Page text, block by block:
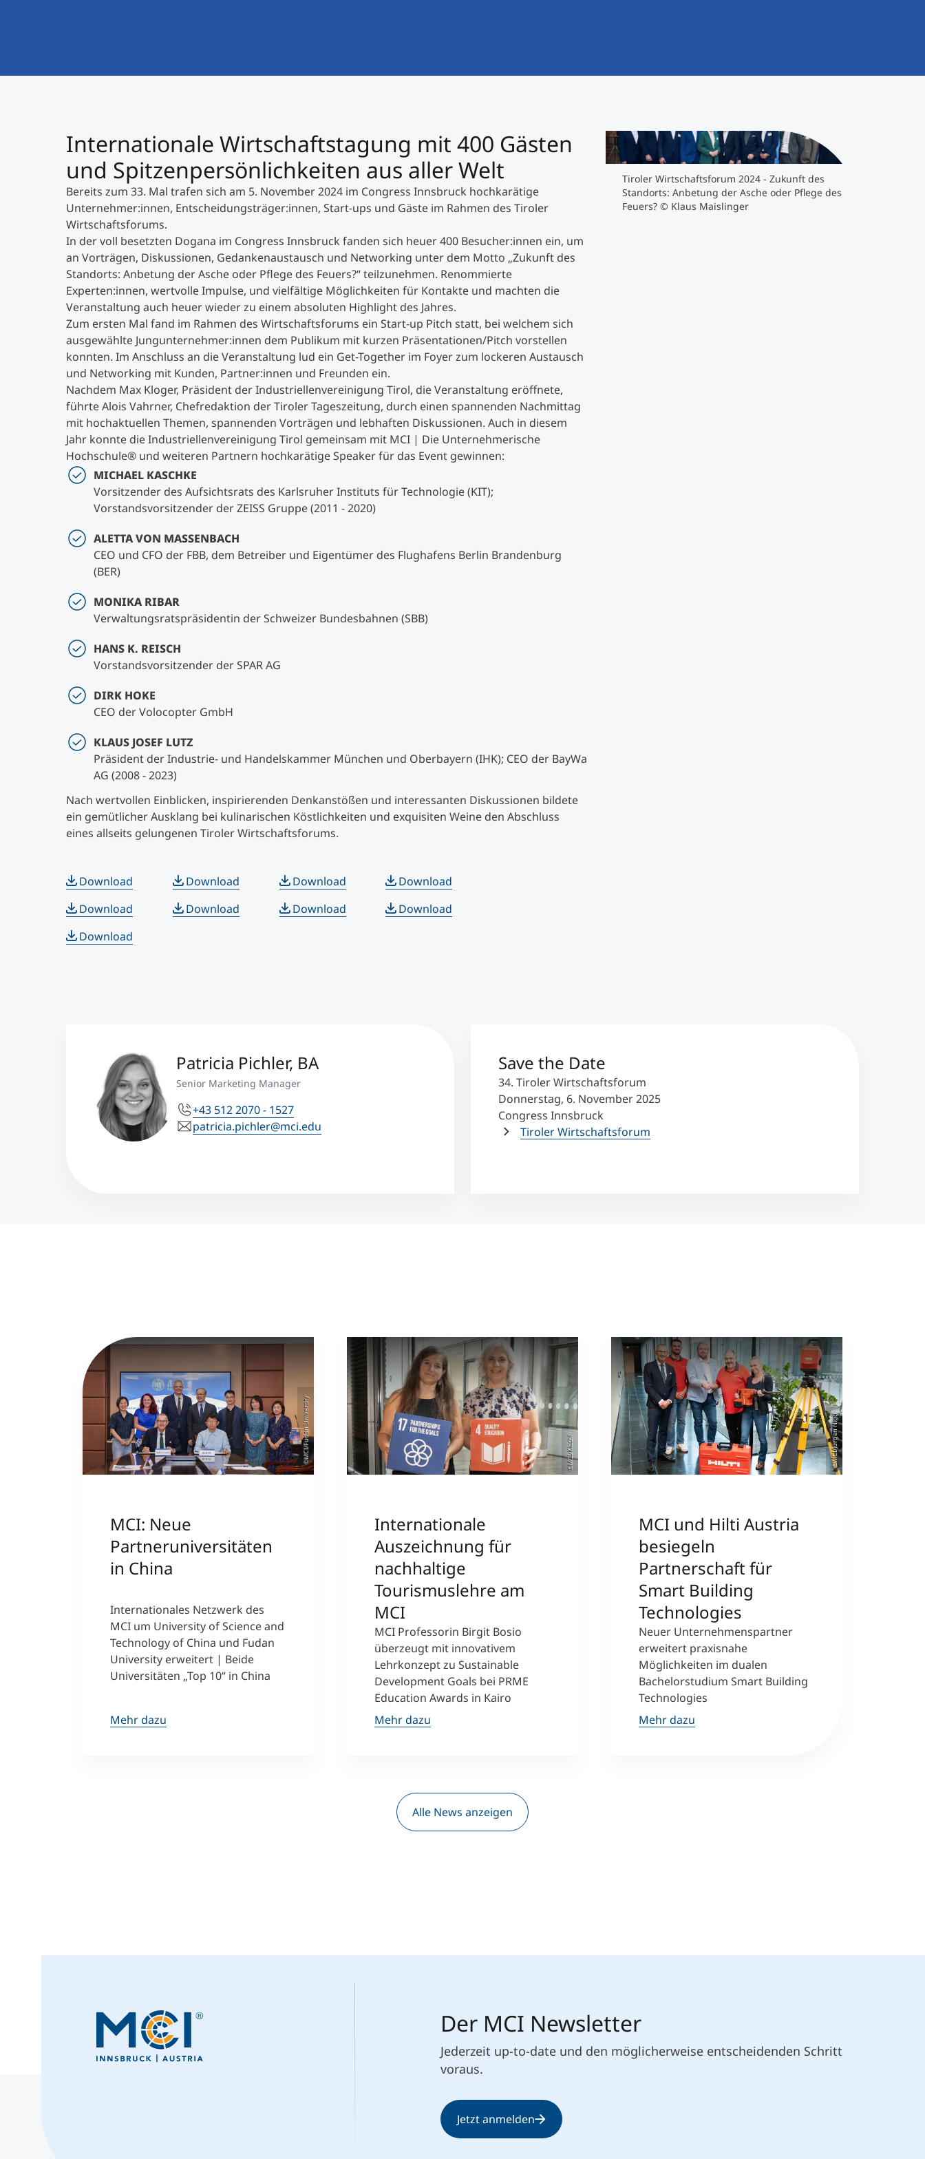
Masterclasses
Management-Seminare
Technische Weiterbildung
Maßgeschneiderte Programme
Studienberatung
Executive Education Finder
Internationale Wirtschaftstagung mit 400 Gästen
und Spitzenpersönlichkeiten aus aller Welt
Bereits zum 33. Mal trafen sich am 5. November 2024 im Congress Innsbruck hochkarätige
Unternehmer:innen, Entscheidungsträger:innen, Start-ups und Gäste im Rahmen des Tiroler
Wirtschaftsforums.
In der voll besetzten Dogana im Congress Innsbruck fanden sich heuer 400 Besucher:innen ein, um
an Vorträgen, Diskussionen, Gedankenaustausch und Networking unter dem Motto „Zukunft des
Standorts: Anbetung der Asche oder Pflege des Feuers?“ teilzunehmen. Renommierte
Experten:innen, wertvolle Impulse, und vielfältige Möglichkeiten für Kontakte und machten die
Veranstaltung auch heuer wieder zu einem absoluten Highlight des Jahres.
Zum ersten Mal fand im Rahmen des Wirtschaftsforums ein Start-up Pitch statt, bei welchem sich
ausgewählte Jungunternehmer:innen dem Publikum mit kurzen Präsentationen/Pitch vorstellen
konnten. Im Anschluss an die Veranstaltung lud ein Get-Together im Foyer zum lockeren Austausch
und Networking mit Kunden, Partner:innen und Freunden ein.
Nachdem Max Kloger, Präsident der Industriellenvereinigung Tirol, die Veranstaltung eröffnete,
führte Alois Vahrner, Chefredaktion der Tiroler Tageszeitung, durch einen spannenden Nachmittag
mit hochaktuellen Themen, spannenden Vorträgen und lebhaften Diskussionen. Auch in diesem
Jahr konnte die Industriellenvereinigung Tirol gemeinsam mit MCI | Die Unternehmerische
Hochschule® und weiteren Partnern hochkarätige Speaker für das Event gewinnen:
MICHAEL KASCHKE
Vorsitzender des Aufsichtsrats des Karlsruher Instituts für Technologie (KIT);
Vorstandsvorsitzender der ZEISS Gruppe (2011 - 2020)
ALETTA VON MASSENBACH
CEO und CFO der FBB, dem Betreiber und Eigentümer des Flughafens Berlin Brandenburg
(BER)
MONIKA RIBAR
Verwaltungsratspräsidentin der Schweizer Bundesbahnen (SBB)
HANS K. REISCH
Vorstandsvorsitzender der SPAR AG
DIRK HOKE
CEO der Volocopter GmbH
KLAUS JOSEF LUTZ
Präsident der Industrie- und Handelskammer München und Oberbayern (IHK); CEO der BayWa
AG (2008 - 2023)
Nach wertvollen Einblicken, inspirierenden Denkanstößen und interessanten Diskussionen bildete
ein gemütlicher Ausklang bei kulinarischen Köstlichkeiten und exquisiten Weine den Abschluss
eines allseits gelungenen Tiroler Wirtschaftsforums.
Download Download Download
Download
Download
Download Download
Download
Download
© Klaus Maislinger
">
Tiroler Wirtschaftsforum 2024 - Zukunft des
Standorts: Anbetung der Asche oder Pflege des
Feuers? © Klaus Maislinger
Patricia Pichler, BA
Senior Marketing Manager
+43 512 2070 - 1527
patricia.pichler@mci.edu
Save the Date
34. Tiroler Wirtschaftsforum
Donnerstag, 6. November 2025
Congress Innsbruck
Tiroler Wirtschaftsforum
©MCI/Fudan University
MCI: Neue
Partneruniversitäten
in China
Internationales Netzwerk des
MCI um University of Science and
Technology of China und Fudan
University erweitert | Beide
Universitäten „Top 10“ in China
Mehr dazu
©MCI/Kiechl
Internationale
Auszeichnung für
nachhaltige
Tourismuslehre am
MCI
MCI Professorin Birgit Bosio
überzeugt mit innovativem
Lehrkonzept zu Sustainable
Development Goals bei PRME
Education Awards in Kairo
Mehr dazu
©MCI/Jürgen Nigg
MCI und Hilti Austria
besiegeln
Partnerschaft für
Smart Building
Technologies
Neuer Unternehmenspartner
erweitert praxisnahe
Möglichkeiten im dualen
Bachelorstudium Smart Building
Technologies
Mehr dazu
Alle News anzeigen
Der MCI Newsletter
Jederzeit up-to-date und den möglicherweise entscheidenden Schritt
voraus.
Jetzt anmelden